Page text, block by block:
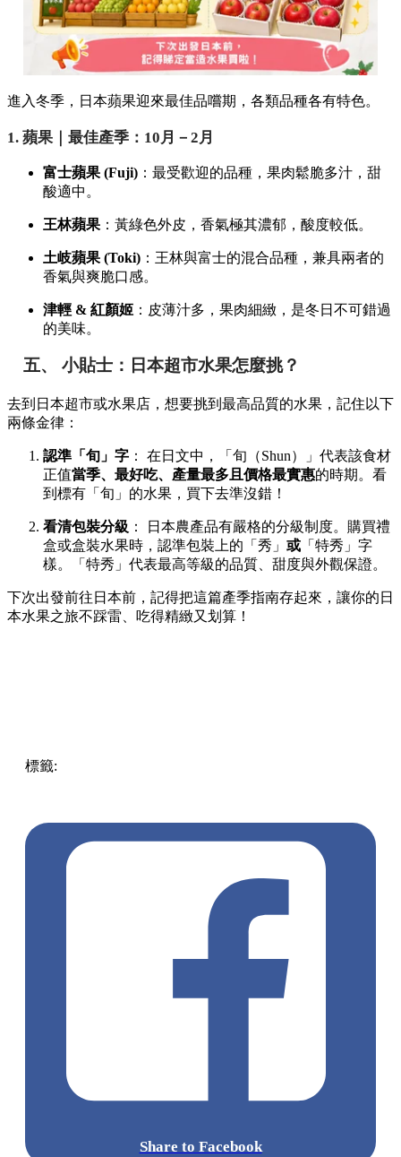
進入冬季，日本蘋果迎來最佳品嚐期，各類品種各有特色。
1. 蘋果｜最佳產季：10月－2月
富士蘋果 (Fuji) ：最受歡迎的品種，果肉鬆脆多汁，甜
酸適中。
王林蘋果 ：黃綠色外皮，香氣極其濃郁，酸度較低。
土岐蘋果 (Toki) ：王林與富士的混合品種，兼具兩者的
香氣與爽脆口感。
津輕 & 紅顏姬 ：皮薄汁多，果肉細緻，是冬日不可錯過
的美味。
五、 小貼士：日本超市水果怎麼挑？
去到日本超市或水果店，想要挑到最高品質的水果，記住以下
兩條金律：
認準「旬」字 ： 在日文中，「旬（Shun）」代表該食材
正值當季、最好吃、產量最多且價格最實惠的時期。看
到標有「旬」的水果，買下去準沒錯！
看清包裝分級 ： 日本農產品有嚴格的分級制度。購買禮
盒或盒裝水果時，認準包裝上的「秀」 或 「特秀」字
樣。「特秀」代表最高等級的品質、甜度與外觀保證。
下次出發前往日本前，記得把這篇產季指南存起來，讓你的日
本水果之旅不踩雷、吃得精緻又划算！
標籤:
Share to Facebook